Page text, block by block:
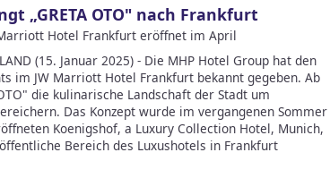
„GRETA OTO" nach Frankfurt
Hotel Frankfurt eröffnet im April
(15. Januar 2025) - Die MHP Hotel Group hat den
im JW Marriott Hotel Frankfurt bekannt gegeben. Ab
die kulinarische Landschaft der Stadt um
Das Konzept wurde im vergangenen Sommer
Koenigshof, a Luxury Collection Hotel, Munich,
Bereich des Luxushotels in Frankfurt